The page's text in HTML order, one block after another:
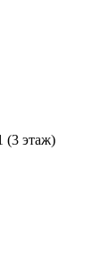
(3 этаж)